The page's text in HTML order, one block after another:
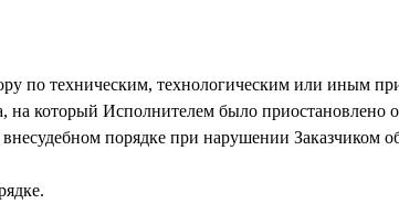
по техническим, технологическим или иным
который Исполнителем было приостановлено
порядке при нарушении Заказчиком